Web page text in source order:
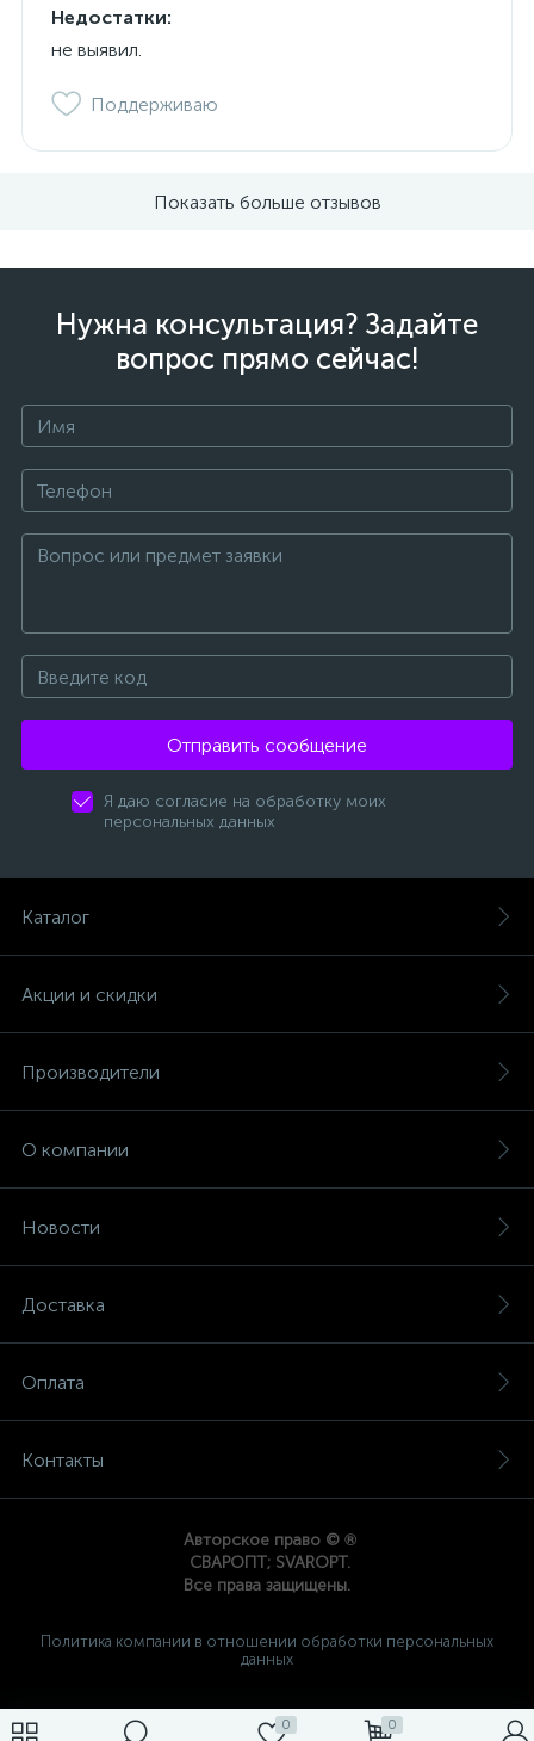
0 0
Недостатки:
не выявил.
Поддерживаю
Показать больше отзывов
Нужна консультация? Задайте
вопрос прямо сейчас!
Отправить сообщение
Я даю согласие на обработку моих
персональных данных
Каталог
Акции и скидки
Производители
О компании
Новости
Доставка
Оплата
Контакты
Авторское право © ®
СВАРОПТ; SVAROPT.
Все права защищены.
Политика компании в отношении обработки персональных
данных